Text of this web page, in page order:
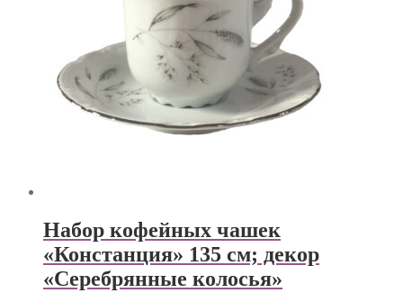
Набор кофейных чашек
«Констанция» 135 см; декор
«Серебрянные колосья»